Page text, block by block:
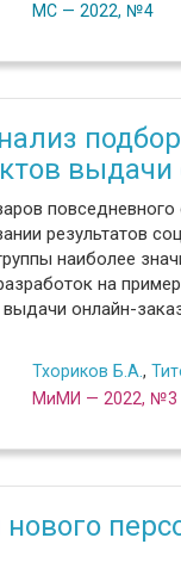
МС — 2022, №4
выдачи
результатов
наиболее
на
онлайн-
Тхориков Б.А. ,
МиМИ — 2022, №3